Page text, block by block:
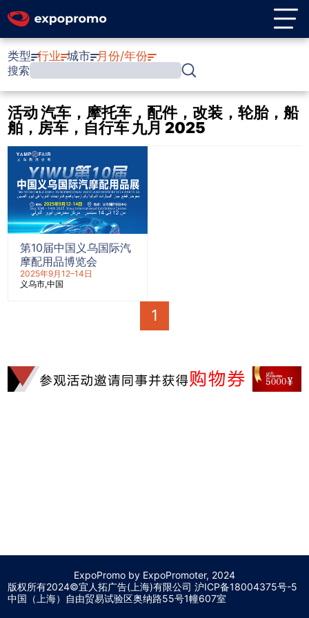
类型 行业 城市 月份/年份
搜索
活动 汽车，摩托车，配件，改装，轮胎，船
舶，房车，自行车 九月 2025
第10届中国义乌国际汽
摩配用品博览会
2025年9月12–14日
义乌市 中国
1
ExpoPromo by ExpoPromoter, 2024
版权所有2024©宜人拓广告(上海)有限公司 沪ICP备18004375号-5
中国（上海）自由贸易试验区奥纳路55号1幢607室